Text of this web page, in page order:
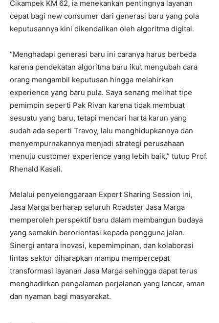
Cikampek KM 62, ia menekankan pentingnya layanan
cepat bagi new consumer dari generasi baru yang pola
keputusannya kini dikendalikan oleh algoritma digital.
“Menghadapi generasi baru ini caranya harus berbeda
karena pendekatan algoritma baru ikut mengubah cara
orang mengambil keputusan hingga melahirkan
experience yang baru pula. Saya senang melihat tipe
pemimpin seperti Pak Rivan karena tidak membuat
sesuatu yang baru, tetapi mencari harta karun yang
sudah ada seperti Travoy, lalu menghidupkannya dan
menyempurnakannya menjadi strategi perusahaan
menuju customer experience yang lebih baik,” tutup Prof.
Rhenald Kasali.
Melalui penyelenggaraan Expert Sharing Session ini,
Jasa Marga berharap seluruh Roadster Jasa Marga
memperoleh perspektif baru dalam membangun budaya
yang semakin berorientasi kepada pengguna jalan.
Sinergi antara inovasi, kepemimpinan, dan kolaborasi
lintas sektor diharapkan mampu mempercepat
transformasi layanan Jasa Marga sehingga dapat terus
menghadirkan pengalaman perjalanan yang lancar, aman
dan nyaman bagi masyarakat.